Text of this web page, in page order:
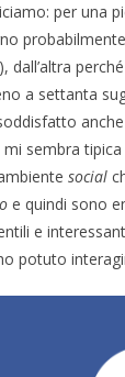
per una
dall’altra
a settanta
mi sembra
social
e quindi sono
e
potuto